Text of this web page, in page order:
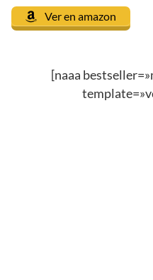
Ver en amazon
[naaa